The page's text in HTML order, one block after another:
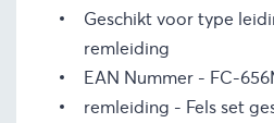
Geschikt voor type
remleiding
EAN Nummer
FC-
remleiding - Fels set